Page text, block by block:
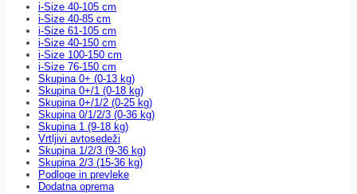
i-Size 40-105 cm
i-Size 40-85 cm
i-Size 61-105 cm
i-Size 40-150 cm
i-Size 100-150 cm
i-Size 76-150 cm
Skupina 0+ (0-13 kg)
Skupina 0+/1 (0-18 kg)
Skupina 0+/1/2 (0-25 kg)
Skupina 0/1/2/3 (0-36 kg)
Skupina 1 (9-18 kg)
Vrtljivi avtosedeži
Skupina 1/2/3 (9-36 kg)
Skupina 2/3 (15-36 kg)
Podloge in prevleke
Dodatna oprema